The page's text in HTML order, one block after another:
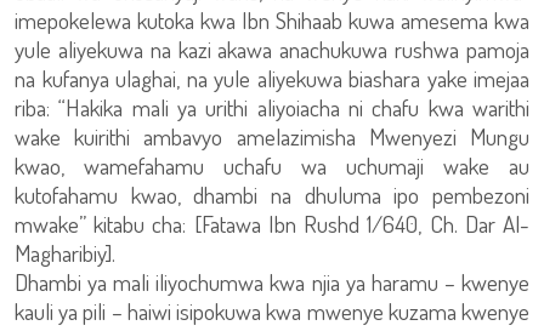
imepokelewa kutoka kwa Ibn Shihaab kuwa amesema kwa
yule aliyekuwa na kazi akawa anachukuwa rushwa pamoja
na kufanya ulaghai, na yule aliyekuwa biashara yake imejaa
riba: “Hakika mali ya urithi aliyoiacha ni chafu kwa warithi
wake kuirithi ambavyo amelazimisha Mwenyezi Mungu
kwao, wamefahamu uchafu wa uchumaji wake au
kutofahamu kwao, dhambi na dhuluma ipo pembezoni
mwake” kitabu cha: [Fatawa Ibn Rushd 1/640, Ch. Dar Al-
Magharibiy].
Dhambi ya mali iliyochumwa kwa njia ya haramu – kwenye
kauli ya pili – haiwi isipokuwa kwa mwenye kuzama kwenye